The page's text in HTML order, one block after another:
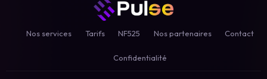
Nos services Tarifs NF525 Nos partenaires Contact
Confidentialité